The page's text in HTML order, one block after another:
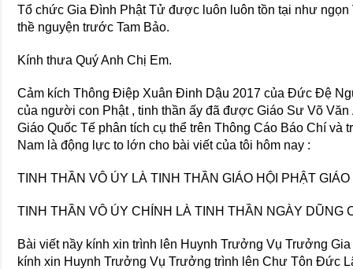
Tổ chức Gia Đình Phật Tử được luôn luôn tồn tại như
thề nguyện trước Tam Bảo.
Kính thưa Quý Anh Chị Em.
Cảm kích Thông Điệp Xuân Đinh Dậu 2017 của Đức Đệ
của người con Phật , tinh thần ấy đã được Giáo Sư Võ
Giáo Quốc Tế phân tích cụ thể trên Thông Cáo Báo Chí và
Nam là động lực to lớn cho bài viết của tôi hôm nay :
TINH THẦN VÔ ÚY LÀ TINH THẦN GIÁO HỘI PHẬT
TINH THẦN VÔ ÚY CHÍNH LÀ TINH THẦN NGÀY DŨNG
Bài viết nầy kính xin trình lên Huynh Trưởng Vụ Trưởng
kính xin Huynh Trưởng Vụ Trưởng trình lên Chư Tôn Đức